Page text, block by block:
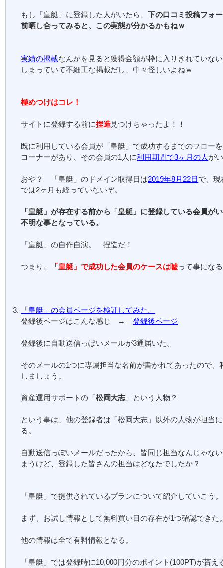
もし「皇艇」に登録した人がいたら、下の口コミ投稿フォ
前晒し合ってみると、この実態が分かるかもねｗ
実績の掲載なんかを見ると獲得金額が枠に入りきれていな
しまっていて不細工な掲載だし、中々怪しいよねｗ
極めつけはコレ！
サイトに登録する前に捏造見つけちゃったよ！！
既に利用している会員が「皇艇」で成功するまでのフロー
コーナーがあり、その会員の1人に利用期間で3ヶ月の人 が
おや？ 「皇艇」のドメイン取得日は2019年8月22日で、現
では2ヶ月も経っていないぞ。
「皇艇」が存在する前から「皇艇」に登録している会員が
不明な事となっている。
「皇艇」の自作自演。 捏造だ！
つまり、 「皇艇」で成功した会員のケースは嘘って事にな
「皇艇」の会員ページを検証してみた。
登録後ページはこんな感じ →登録後ページ
登録後に自動送信っぽいメールが3通届いた。
そのメールの1つに専属担当な名前が書かれてあったので、
しましょう。
資産運用サポートの「松岡大志 」という人物？
という事は、他の登録者は「松岡大志」以外の人物が担当
る。
自動送信っぽいメールだったから、皆同じ担当なんじゃな
まうけど、登録した皆さんの担当はどなたでしたか？
「皇艇」で提供されているプランについて紹介していこう。
まず、お試し情報として無料買い目の存在が1つ確認できた
他の情報は全て有料情報となる。
「皇艇」では登録時に10,000円分のポイント(100PT)が貰え